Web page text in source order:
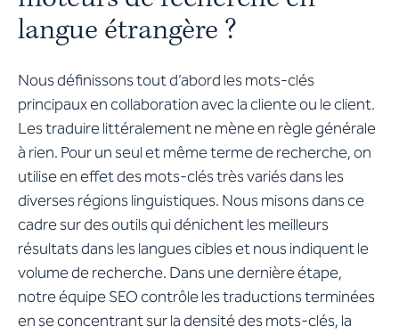
langue étrangère ?
Nous définissons tout d’abord les mots-clés
principaux en collaboration avec la cliente ou le client.
Les traduire littéralement ne mène en règle générale
à rien. Pour un seul et même terme de recherche, on
utilise en effet des mots-clés très variés dans les
diverses régions linguistiques. Nous misons dans ce
cadre sur des outils qui dénichent les meilleurs
résultats dans les langues cibles et nous indiquent le
volume de recherche. Dans une dernière étape,
notre équipe SEO contrôle les traductions terminées
en se concentrant sur la densité des mots-clés, la